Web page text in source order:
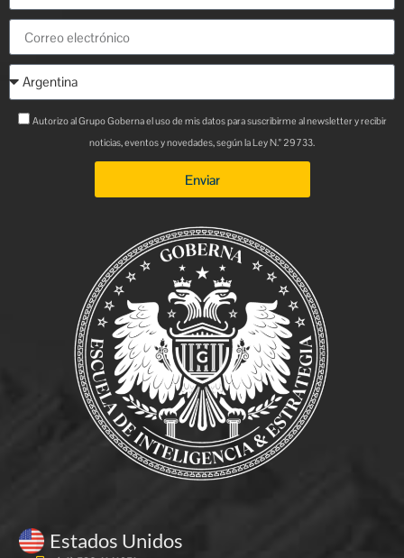
Autorizo al Grupo Goberna el uso de mis datos para suscribirme al newsletter y recibir
noticias, eventos y novedades, según la Ley N.° 29733.
Enviar
Estados Unidos